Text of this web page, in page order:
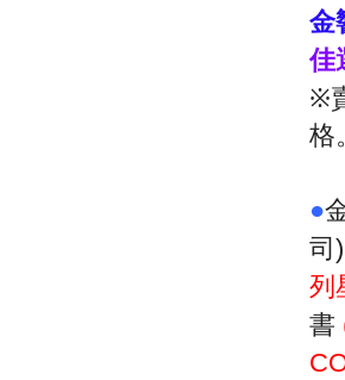
金
佳
※
格。
●
司)
列
書